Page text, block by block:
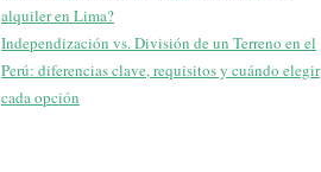
alquiler en Lima?
Independización vs. División de un Terreno en el
Perú: diferencias clave, requisitos y cuándo elegir
cada opción